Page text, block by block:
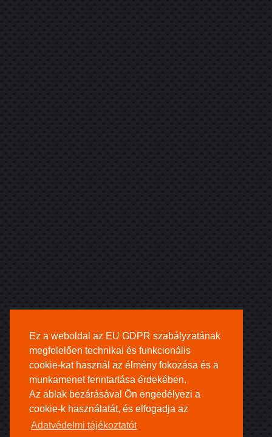
Ez a weboldal az EU GDPR szabályzatának
megfelelően technikai és funkcionális
cookie-kat használ az élmény fokozása és a
munkamenet fenntartása érdekében.
Az ablak bezárásával Ön engedélyezi a
cookie-k használatát, és elfogadja az
Adatvédelmi tájékoztatót